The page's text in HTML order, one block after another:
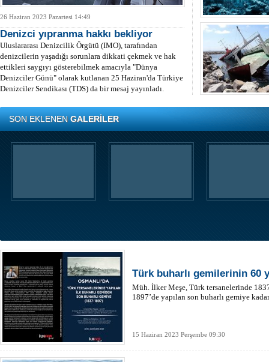
26 Haziran 2023 Pazartesi 14:49
Denizci yıpranma hakkı bekliyor
Uluslararası Denizcilik Örgütü (IMO), tarafından
denizcilerin yaşadığı sorunlara dikkati çekmek ve hak
ettikleri saygıyı gösterebilmek amacıyla "Dünya
Denizciler Günü" olarak kutlanan 25 Haziran'da Türkiye
Denizciler Sendikası (TDS) da bir mesaj yayınladı.
SON EKLENENGALERİLER
Türk buharlı gemilerinin 60
Müh. İlker Meşe, Türk tersanelerinde
1897’de yapılan son buharlı gemiye
15 Haziran 2023 Perşembe 09:30